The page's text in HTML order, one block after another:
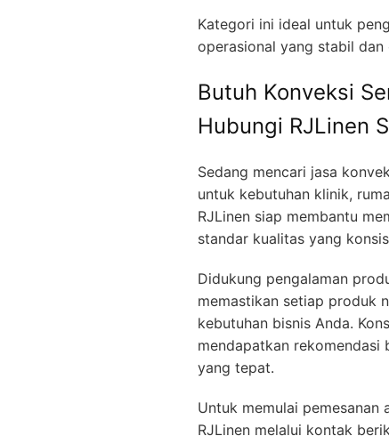
Kategori ini ideal untuk
operasional yang stabil dan
Butuh Konveksi
Hubungi RJLinen
Sedang mencari jasa
untuk kebutuhan klinik,
RJLinen siap membantu
standar kualitas yang
Didukung pengalaman
memastikan setiap produk
kebutuhan bisnis Anda.
mendapatkan rekomendasi
yang tepat.
Untuk memulai pemesanan
RJLinen melalui kontak